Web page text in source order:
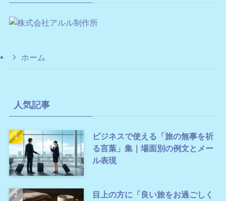
ホーム
人気記事
ビジネスで使える「旅の無事を祈
る言葉」集｜場面別の例文とメー
ル表現
目上の方に「良い旅をお過ごしく